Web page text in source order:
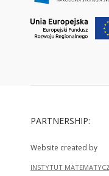
PARTNERSHIP:
Website created by
INSTYTUT